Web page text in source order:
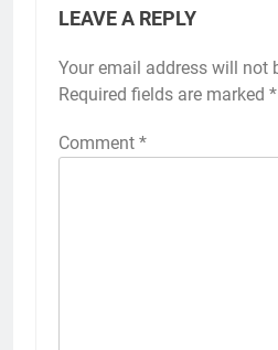
LEAVE A REPLY
Your email address will not
Required fields are marked *
Comment *